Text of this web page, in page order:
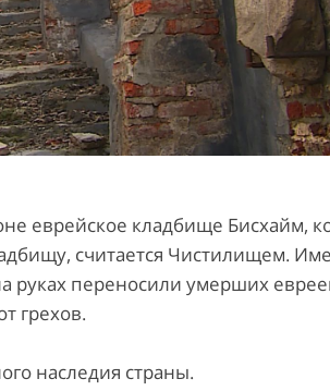
еврейское кладбище Бисхайм,
считается Чистилищем.
руках переносили умерших
грехов.
наследия страны.